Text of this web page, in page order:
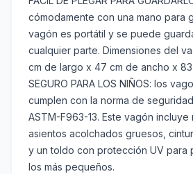
cómodamente con una mano para
vagón es portátil y se puede
cualquier parte. Dimensiones del
cm de largo x 47 cm de ancho x
SEGURO PARA LOS NIÑOS: los
cumplen con la norma de
ASTM-F963-13. Este vagón
asientos acolchados gruesos,
y un toldo con protección UV para
los más pequeños.